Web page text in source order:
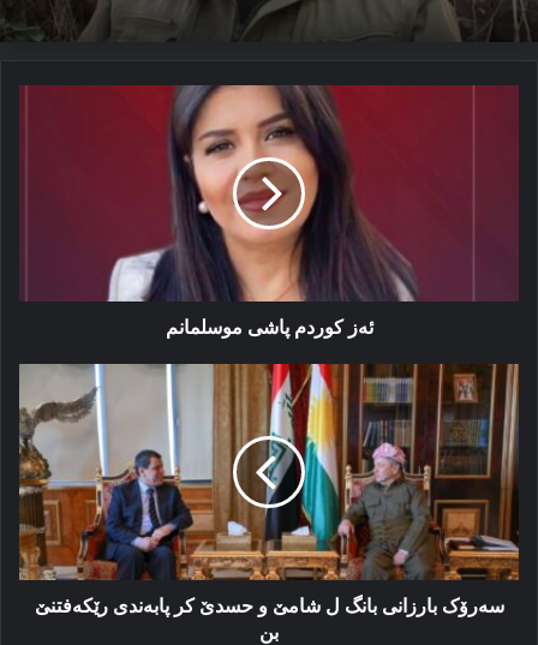
ئەز
ئەز كوردم پاشی موسلمانم
سەرۆک
بارزانی
بانگ
ل
شامێ
و
حسدێ
کر
پابەندی
رێکەفتنێ
سەرۆک بارزانی بانگ ل شامێ و حسدێ کر پابەندی رێکەفتنێ
بن